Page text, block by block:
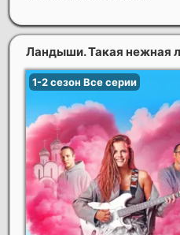
Ландыши. Такая нежная